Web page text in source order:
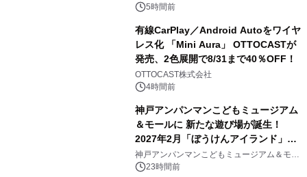
アートギャラリー
5時間前
有線CarPlay／Android Autoをワイヤ
レス化 「Mini Aura」 OTTOCASTが
発売、2色展開で8/31まで40％OFF！
OTTOCAST株式会社
4時間前
神戸アンパンマンこどもミュージアム
＆モールに 新たな遊び場が誕生！
2027年2月「ぼうけんアイランド」が
オープン
神戸アンパンマンこどもミュージアム＆モー
ル 23時間前